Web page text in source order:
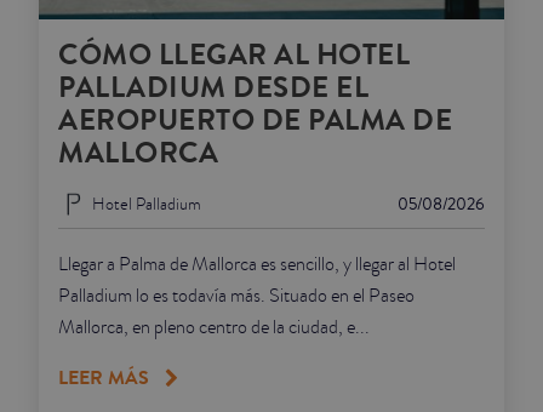
CÓMO LLEGAR AL HOTEL
PALLADIUM DESDE EL
AEROPUERTO DE PALMA DE
MALLORCA
05/08/2026
Hotel Palladium
Llegar a Palma de Mallorca es sencillo, y llegar al Hotel
Palladium lo es todavía más. Situado en el Paseo
Mallorca, en pleno centro de la ciudad, e...
LEER MÁS